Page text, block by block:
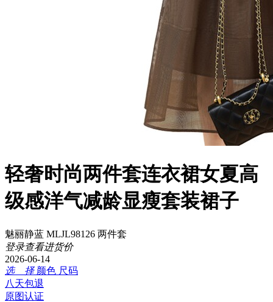
轻奢时尚两件套连衣裙女夏高
级感洋气减龄显瘦套装裙子
魅丽静蓝 MLJL98126 两件套
登录查看进货价
2026-06-14
选 择 颜色 尺码
八天包退
原图认证